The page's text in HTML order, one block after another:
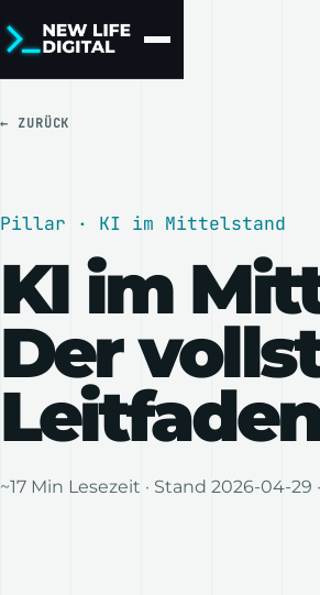
← ZURÜCK
Pillar · KI im Mittelstand
KI im
Der
~17 Min Lesezeit · Stand 2026-04-29